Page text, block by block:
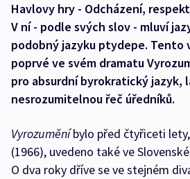
Havlovy hry - Odcházení,
V ní - podle svých slov - mluví
podobný jazyku ptydepe. Tento
poprvé ve svém dramatu
pro absurdní byrokratický jazyk,
nesrozumitelnou řeč úředníků.
Vyrozuměníbylo před čtyřiceti
(1966), uvedeno také ve
O dva roky dříve se ve stejném